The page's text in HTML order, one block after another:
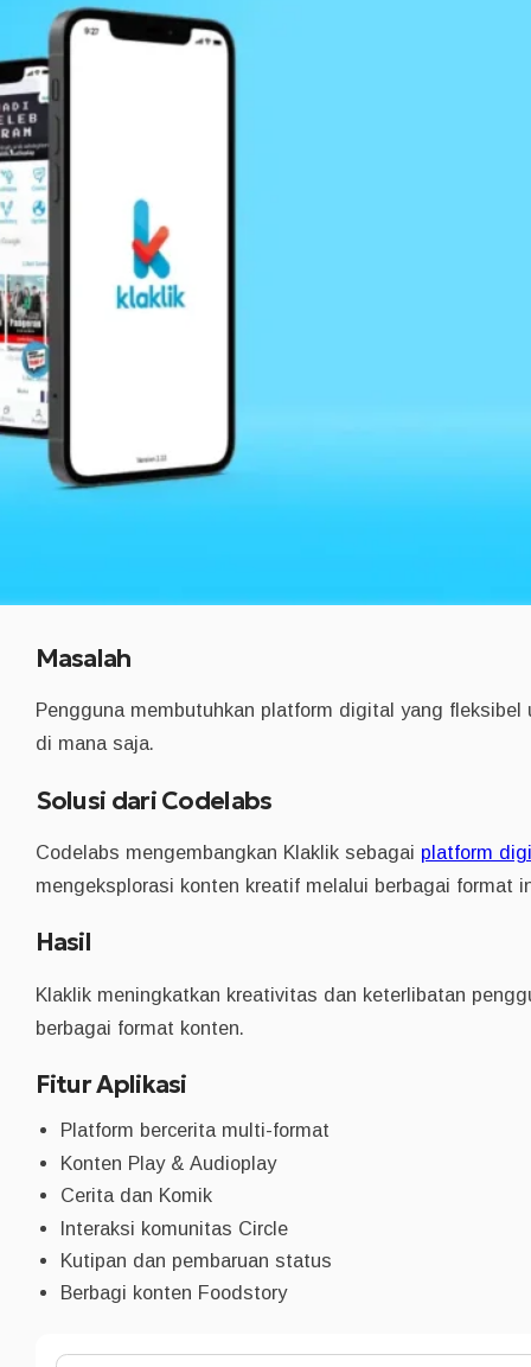
Masalah
Pengguna membutuhkan platform digital yang
di mana saja.
Solusi dari Codelabs
Codelabs mengembangkan Klaklik sebagai platform
mengeksplorasi konten kreatif melalui berbagai format
Hasil
Klaklik meningkatkan kreativitas dan keterlibatan
berbagai format konten.
Fitur Aplikasi
Platform bercerita multi-format
Konten Play & Audioplay
Cerita dan Komik
Interaksi komunitas Circle
Kutipan dan pembaruan status
Berbagi konten Foodstory